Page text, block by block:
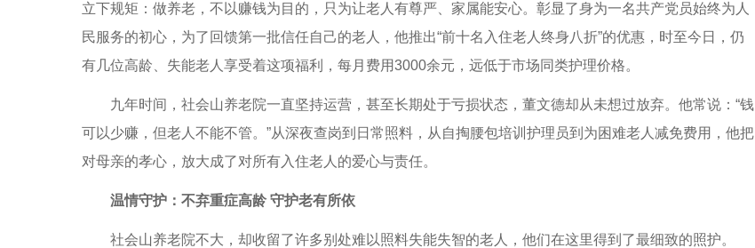
立下规矩：做养老，不以赚钱为目的，只为让老人有尊严、家属能安心。彰显了身为一名共产党员始终为人
民服务的初心，为了回馈第一批信任自己的老人，他推出“前十名入住老人终身八折”的优惠，时至今日，仍
有几位高龄、失能老人享受着这项福利，每月费用3000余元，远低于市场同类护理价格。
九年时间，社会山养老院一直坚持运营，甚至长期处于亏损状态，董文德却从未想过放弃。他常说：“钱
可以少赚，但老人不能不管。”从深夜查岗到日常照料，从自掏腰包培训护理员到为困难老人减免费用，他把
对母亲的孝心，放大成了对所有入住老人的爱心与责任。
温情守护：不弃重症高龄 守护老有所依
社会山养老院不大，却收留了许多别处难以照料失能失智的老人，他们在这里得到了最细致的照护。